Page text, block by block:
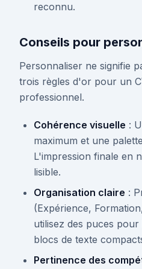
reconnu.
Conseils pour
Personnaliser ne signifie
trois règles d'or pour un
professionnel.
Cohérence visuelle :
maximum et une
L'impression finale en
lisible.
Organisation claire :
(Expérience,
utilisez des puces pour
blocs de texte
Pertinence des